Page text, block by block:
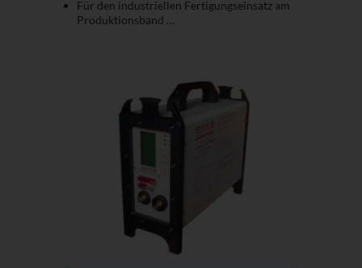
Für den industriellen Fertigungseinsatz am
Produktionsband …